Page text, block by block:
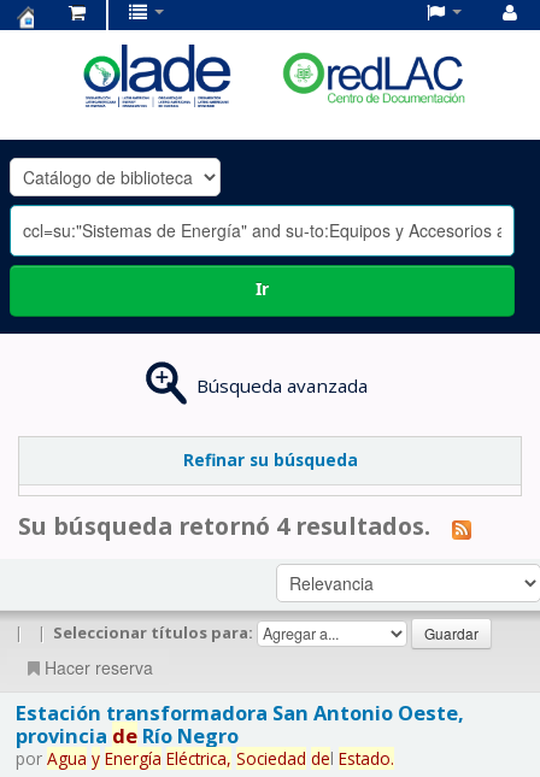
OLADE
-
Ir
Búsqueda avanzada
Refinar su búsqueda
Su búsqueda retornó 4 resultados.
| | Seleccionar títulos para:
Hacer reserva
Estación transformadora San Antonio Oeste,
provincia deRío Negro
por Agua y Energía Eléctrica, Sociedad del Estado.